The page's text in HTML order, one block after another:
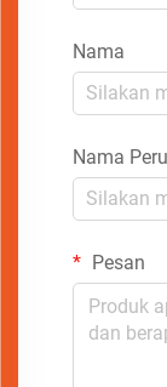
Nama
Nama
Pesan